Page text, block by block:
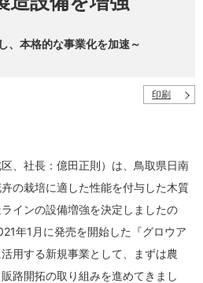
、本格的な事業化を加速～
印刷
、社長：億田正則）は、鳥取県日南
の栽培に適した性能を付与した木質
インの設備増強を決定しましたの
年1月に発売を開始した『グロウア
用する新規事業として、まずは農
路開拓の取り組みを進めてきまし